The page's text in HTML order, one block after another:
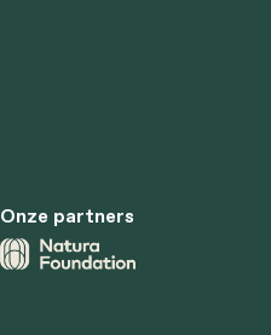
Onze partners